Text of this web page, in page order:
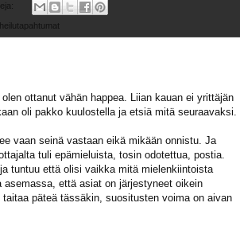
ottanut vähän happea. Liian kauan ei yrittäjän
oli pakko kuulostella ja etsiä mitä seuraavaksi.
vaan seinä vastaan eikä mikään onnistu. Ja
tuli epämieluista, tosin odotettua, postia.
tuntuu että olisi vaikka mitä mielenkiintoista
että asiat on järjestyneet oikein
päteä tässäkin, suositusten voima on aivan